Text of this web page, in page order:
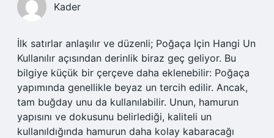
Kader
İlk satırlar anlaşılır ve düzenli; Poğaça Için Hangi Un
Kullanılır açısından derinlik biraz geç geliyor. Bu
bilgiye küçük bir çerçeve daha eklenebilir: Poğaça
yapımında genellikle beyaz un tercih edilir. Ancak,
tam buğday unu da kullanılabilir. Unun, hamurun
yapısını ve dokusunu belirlediği, kaliteli un
kullanıldığında hamurun daha kolay kabaracağı